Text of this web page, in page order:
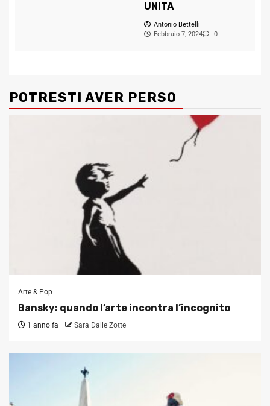
UNITA
Antonio Bettelli
Febbraio 7, 2024
0
POTRESTI AVER PERSO
Arte & Pop
Bansky: quando l’arte incontra l’incognito
1 anno fa Sara Dalle Zotte